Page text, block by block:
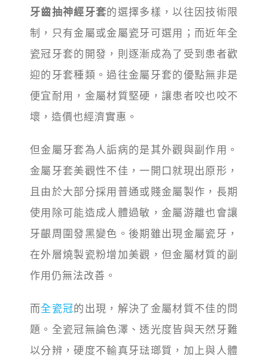
牙齒抽神經牙套的選擇多樣，以往因技術限
制，只有金屬或金屬瓷牙可選用；而近年全
瓷冠牙套的開發，則逐漸成為了受到患者歡
迎的牙套種類。過往金屬牙套的優點無非是
便宜耐用，金屬材質堅硬，讓患者咬也咬不
壞，造價也經濟實惠。
但金屬牙套為人詬病的是其外觀與副作用。
金屬牙套美觀性不佳，一開口就現出原形，
且由於大部分採用普通或賤金屬製作，長期
使用除可能造成人體過敏，金屬游離也會讓
牙齦周圍發黑變色。後期雖出現金屬瓷牙，
在外層燒製瓷粉增加美觀，但金屬材質的副
作用仍無法改善。
而全瓷冠的出現，解決了金屬材質不佳的問
題。全瓷冠無論色澤、透光度皆與天然牙難
以分辨，硬度不輸真牙琺瑯質，加上與人體